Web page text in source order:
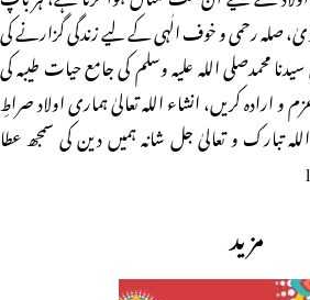
صلہ رحمی و خوف الٰہی کے لیے زندگی گزارنے کی
محمدصلی اللہ علیہ وسلم کی جامع حیات طیبہ کی
ارادہ کریں، انشاء اللہ تعالیٰ ہماری اولاد صراطِ
تبارک و تعالیٰ جل شانہ ہمیں دین کی سمجھ عطا
مزید